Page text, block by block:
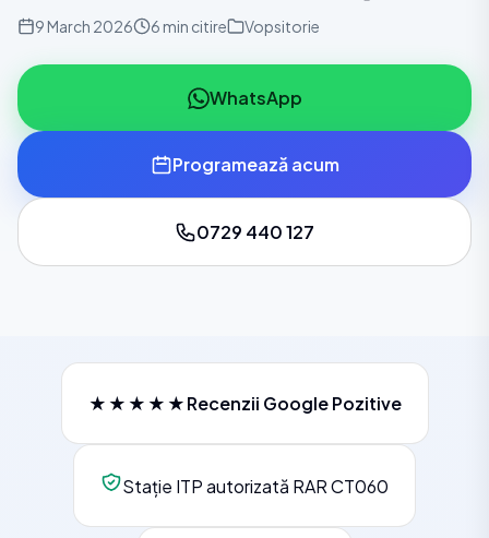
9 March 2026 6 min citire Vopsitorie
WhatsApp
Programează acum
0729 440 127
★★★★★Recenzii Google Pozitive
Stație ITP autorizată RAR CT060